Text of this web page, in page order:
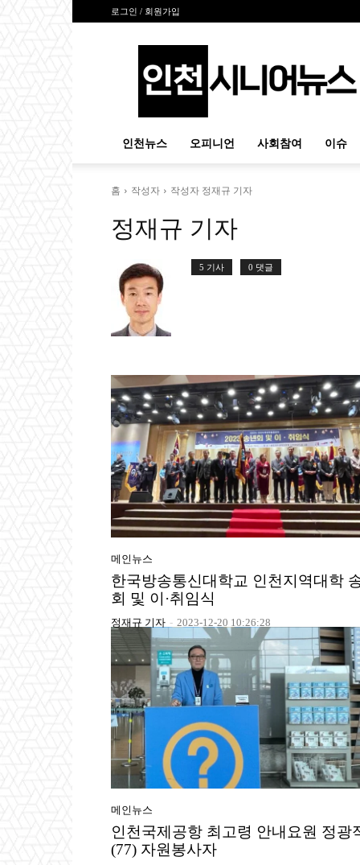
로그인 / 회원가입
시
인천뉴스 오피니언 사회참여 이슈
홈 작성자 작성자 정재규 기자
정재규 기자
5 기사 0 댓글
메인뉴스
한국방송통신대학교 인천지역대학
회 및 이·취임식
정재규 기자 - 2023-12-20 10:26:28
메인뉴스
인천국제공항 최고령 안내요원 정광
(77) 자원봉사자